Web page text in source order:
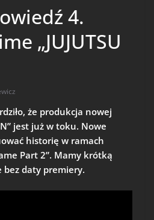
4.
„JUJUTSU
że produkcja nowej
jest już w toku. Nowe
historię w ramach
Part 2”. Mamy krótką
bez daty premiery.